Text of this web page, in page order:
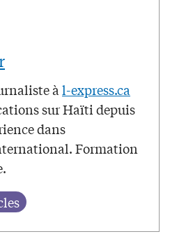
à l-express.ca
sur Haïti depuis
dans
Formation